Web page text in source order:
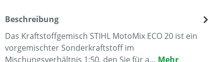
Beschreibung
Das Kraftstoffgemisch STIHL MotoMix ECO 20 ist ein
vorgemischter Sonderkraftstoff im
Mischungsverhältnis 1:50, den Sie für a… Mehr